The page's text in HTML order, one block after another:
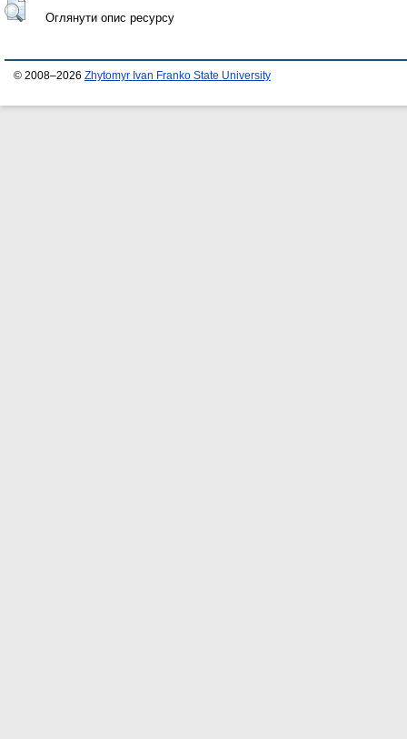
Оглянути опис ресурсу
© 2008–2026 Zhytomyr Ivan Franko State University